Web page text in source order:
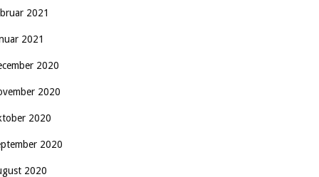
2021
2021
2020
2020
2020
2020
2020